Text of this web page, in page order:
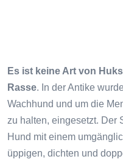
Es ist keine Art von
Rasse. In der Antike
Wachhund und um die
zu halten, eingesetzt. Der
Hund mit einem
üppigen, dichten und